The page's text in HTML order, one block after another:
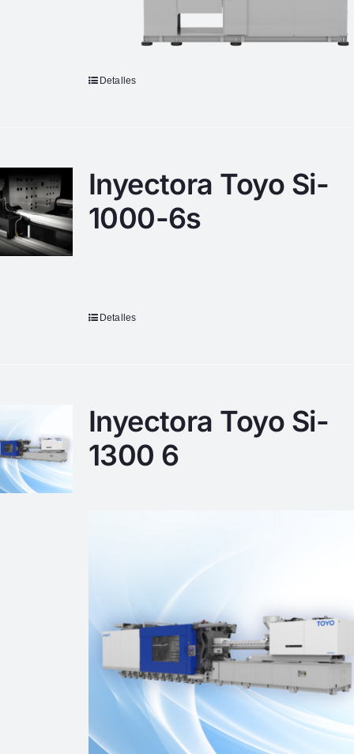
Detalles
Inyectora Toyo Si-
1000-6s
Detalles
Inyectora Toyo Si-
1300 6